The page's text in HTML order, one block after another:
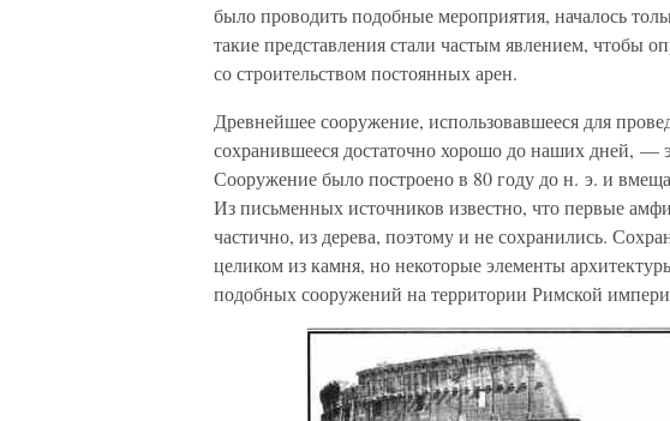
было проводить подобные мероприятия, началось
такие представления стали частым явлением, чтобы
со строительством постоянных арен.
Древнейшее сооружение, использовавшееся для
сохранившееся достаточно хорошо до наших дней, —
Сооружение было построено в 80 году до н. э. и
Из письменных источников известно, что первые
частично, из дерева, поэтому и не сохранились.
целиком из камня, но некоторые элементы
подобных сооружений на территории Римской